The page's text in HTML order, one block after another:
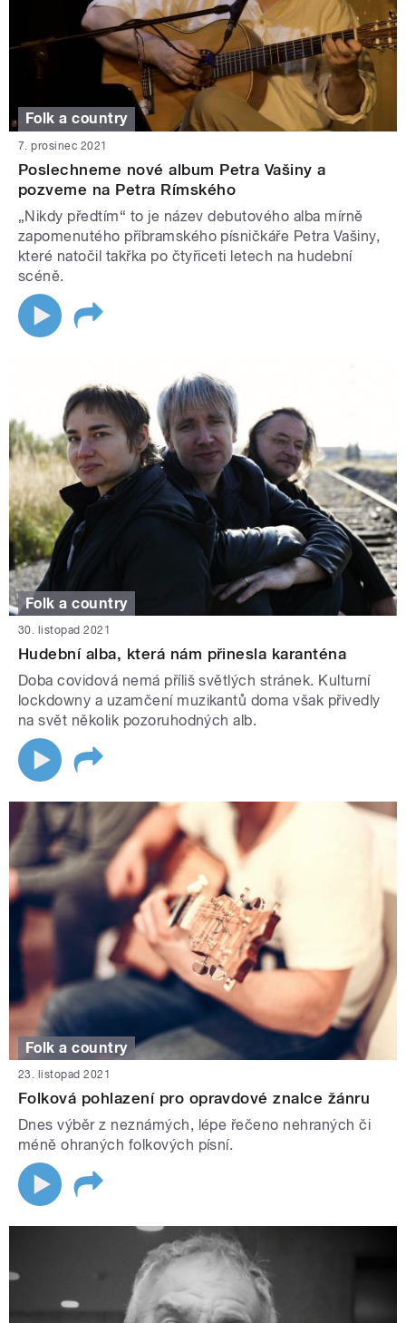
Folk a country
7. prosinec 2021
Poslechneme nové album Petra Vašiny a
pozveme na Petra Rímského
„Nikdy předtím“ to je název debutového alba mírně
zapomenutého příbramského písničkáře Petra Vašiny,
které natočil takřka po čtyřiceti letech na hudební
scéně.
Folk a country
30. listopad 2021
Hudební alba, která nám přinesla karanténa
Doba covidová nemá příliš světlých stránek. Kulturní
lockdowny a uzamčení muzikantů doma však přivedly
na svět několik pozoruhodných alb.
Folk a country
23. listopad 2021
Folková pohlazení pro opravdové znalce žánru
Dnes výběr z neznámých, lépe řečeno nehraných či
méně ohraných folkových písní.